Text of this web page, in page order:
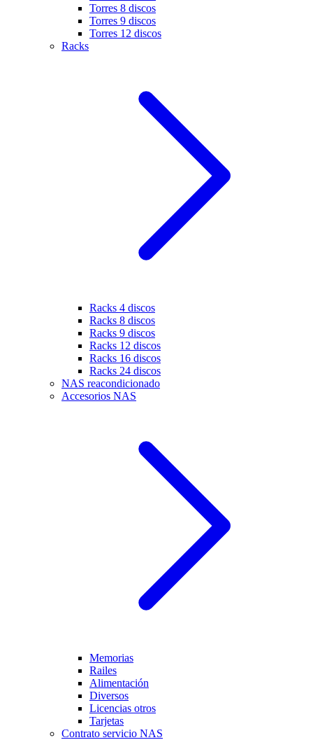
Torres 8 discos
Torres 9 discos
Torres 12 discos
Racks
Racks 4 discos
Racks 8 discos
Racks 9 discos
Racks 12 discos
Racks 16 discos
Racks 24 discos
NAS reacondicionado
Accesorios NAS
Memorias
Railes
Alimentación
Diversos
Licencias otros
Tarjetas
Contrato servicio NAS